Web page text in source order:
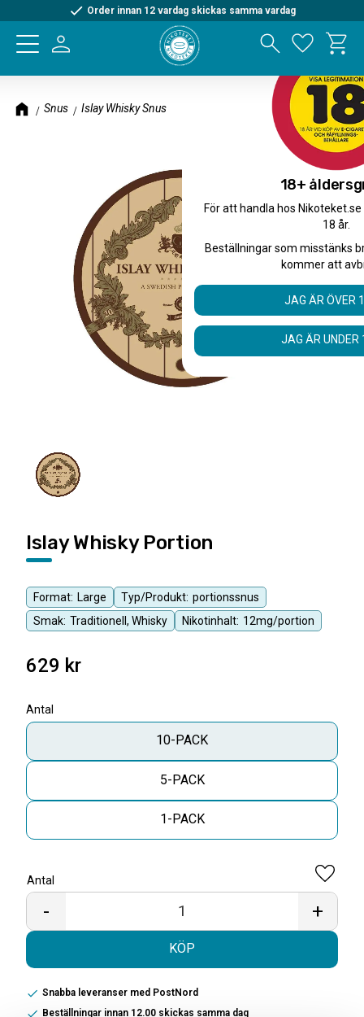
Meny
Order innan 12 vardag skickas samma vardag
Snus Islay Whisky Snus
Format: Large Typ/Produkt: portionssnus
Smak: Traditionell, Whisky Nikotinhalt: 12mg/portion
Islay Whisky Portion
629 kr
Antal
10-PACK
5-PACK
1-PACK
Antal
+
-
KÖP
Lägg
Snabba leveranser med PostNord
Beställningar innan 12.00 skickas samma dag
18+
För att handla hos
18 år.
Beställningar som misstänks
kommer att
JAG ÄR ÖVER
JAG ÄR UNDER